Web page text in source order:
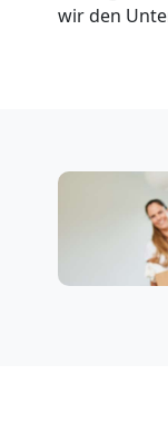
wir den